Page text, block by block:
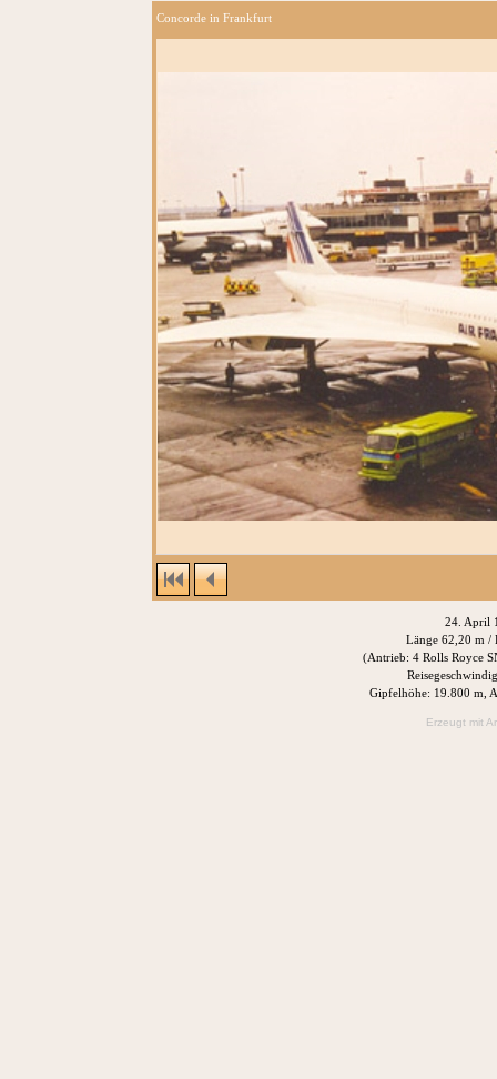
Concorde in Frankfurt
24. April
Länge 62,20 m /
(Antrieb: 4 Rolls Royce
Gipfelhöhe: 19.800 m,
Erzeugt mit